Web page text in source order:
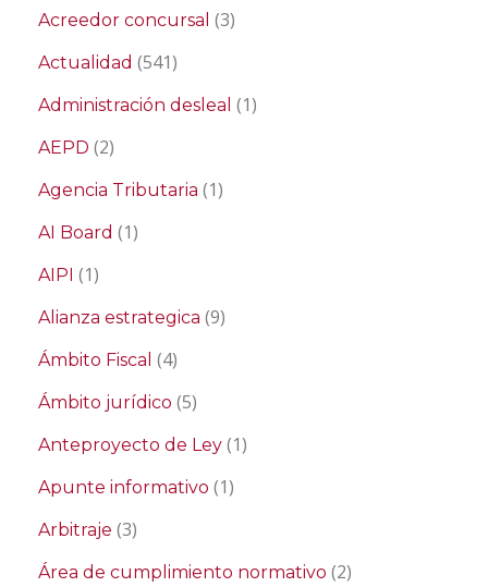
Acreedor concursal (3)
Actualidad (541)
Administración desleal (1)
AEPD (2)
Agencia Tributaria (1)
AI Board (1)
AIPI (1)
Alianza estrategica (9)
Ámbito Fiscal (4)
Ámbito jurídico (5)
Anteproyecto de Ley (1)
Apunte informativo (1)
Arbitraje (3)
Área de cumplimiento normativo (2)